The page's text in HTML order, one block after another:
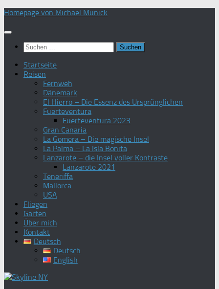
Zum
springen
Homepage von Michael Munick
Suchen
nach:
Startseite
Reisen
Fernweh
Dänemark
El Hierro – Die Essenz des Ursprünglichen
Fuerteventura
Fuerteventura 2023
Gran Canaria
La Gomera – Die magische Insel
La Palma – La Isla Bonita
Lanzarote – die Insel voller Kontraste
Lanzarote 2021
Teneriffa
Mallorca
USA
Fliegen
Garten
Über mich
Kontakt
Deutsch
Deutsch
English